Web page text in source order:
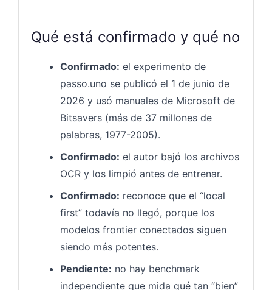
Qué está confirmado y qué no
Confirmado: el experimento de
passo.uno se publicó el 1 de junio de
2026 y usó manuales de Microsoft de
Bitsavers (más de 37 millones de
palabras, 1977-2005).
Confirmado: el autor bajó los archivos
OCR y los limpió antes de entrenar.
Confirmado: reconoce que el “local
first” todavía no llegó, porque los
modelos frontier conectados siguen
siendo más potentes.
Pendiente: no hay benchmark
independiente que mida qué tan “bien”